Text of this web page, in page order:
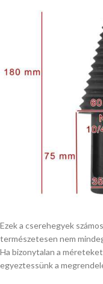
Ezek a cserehegyek
természetesen nem
Ha bizonytalan a
egyeztessünk a